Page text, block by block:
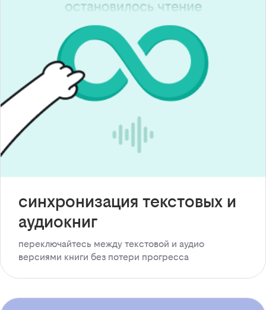
синхронизация текстовых и
аудиокниг
переключайтесь между текстовой и аудио
версиями книги без потери прогресса